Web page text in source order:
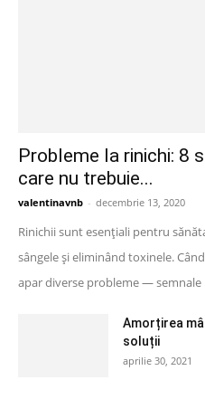
Probleme la rinichi: 8
care nu trebuie...
valentinavnb - decembrie 13, 2020
Rinichii sunt esențiali pentru
sângele și eliminând toxinele.
apar diverse probleme — semnale
Amorțirea
soluții
aprilie 30, 2021